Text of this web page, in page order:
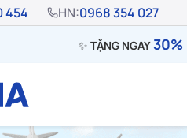
454 HN:0968 354 027
✨ TẶNG NGAY30%